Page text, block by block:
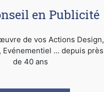
en Publicité
de vos Actions Design,
Evénementiel ... depuis près
de 40 ans